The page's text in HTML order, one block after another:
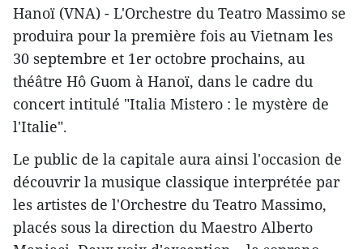
Hanoï (VNA) - L'Orchestre du Teatro Massimo se
produira pour la première fois au Vietnam les
30 septembre et 1er octobre prochains, au
théâtre Hô Guom à Hanoï, dans le cadre du
concert intitulé "Italia Mistero : le mystère de
l'Italie".
Le public de la capitale aura ainsi l'occasion de
découvrir la musique classique interprétée par
les artistes de l'Orchestre du Teatro Massimo,
placés sous la direction du Maestro Alberto